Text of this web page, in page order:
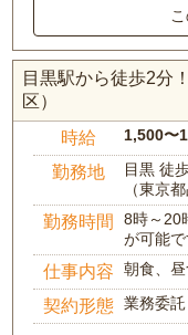
目黒駅から徒歩2分
区）
時給 1,500〜
勤務地
目黒 徒
（東京
勤務時間
8時～20
が可能
仕事内容 朝食、
契約形態 業務委託